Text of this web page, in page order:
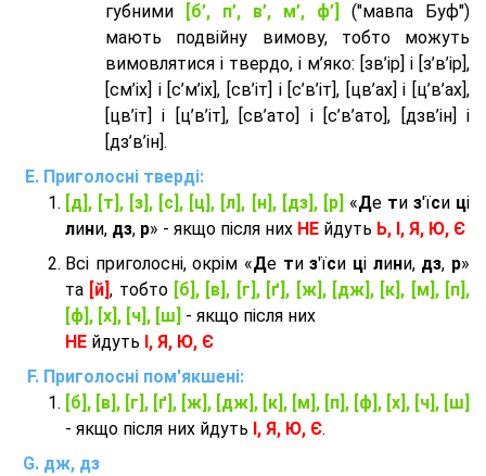
губними
[б’, п’, в’, м’, ф’]
("мавпа Буф")
мають подвійну вимову, тобто можуть
вимовлятися і твердо, і м’яко: [зв’ір] і [з’в’ір],
[см’іх] і [с’м’іх], [св’іт] і [с’в’іт], [цв’ах] і [ц’в’ах],
[цв’іт] і [ц’в’іт], [св’ато] і [с’в’ато], [дзв’iн] і
[дз’в’iн].
Приголосні тверді:
[д], [т], [з], [с], [ц], [л], [н], [дз], [р] «Де ти з'їси ці
лини, дз, р» - якщо після них НЕ йдуть Ь, І, Я, Ю, Є
Всі приголосні, окрім «Де тиз'їси ці лини, дз, р»
та [й], тобто [б], [в], [г], [ґ], [ж], [дж], [к], [м], [п],
[ф], [х], [ч], [ш] - якщо після них
НЕ йдуть І, Я, Ю, Є
Приголосні пом'якшені:
[б], [в], [г], [ґ], [ж], [дж], [к], [м], [п], [ф], [х], [ч], [ш]
- якщо після них йдуть І, Я, Ю, Є.
дж, дз